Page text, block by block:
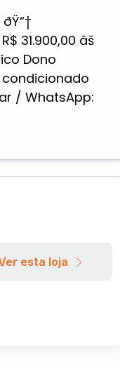
31.900,00 âš
Dono
condicionado
/ WhatsApp:
esta loja